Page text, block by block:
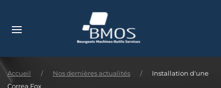
Accéder au contenu principal
Accueil Nos dernières actualités
Installation d'une
Correa Fox